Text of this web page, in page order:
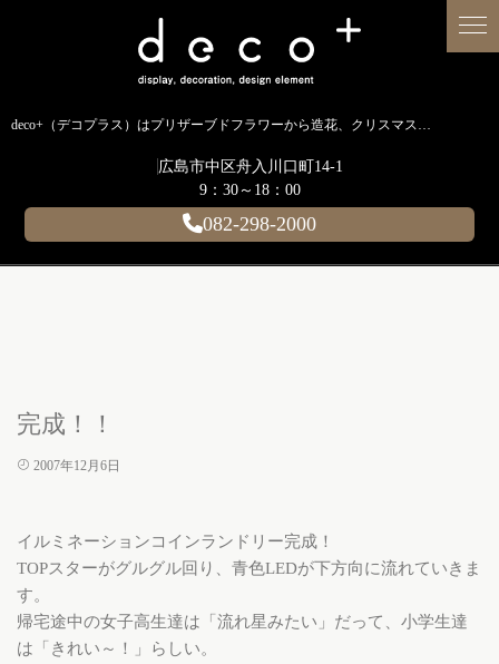
deco+（デコプラス）はプリザーブドフラワーから造花、クリスマス装飾、イルミネーションに至るまで扱う広島のディスプレイ専門ショップです。
広島市中区舟入川口町14-1
9：30～18：00
082-298-2000
完成！！
2007年12月6日
イルミネーションコインランドリー完成！
TOPスターがグルグル回り、青色LEDが下方向に流れていきま
す。
帰宅途中の女子高生達は「流れ星みたい」だって、小学生達
は「きれい～！」らしい。